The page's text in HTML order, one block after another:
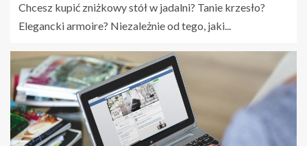
Chcesz kupić zniżkowy stół w jadalni? Tanie krzesło?
Elegancki armoire? Niezależnie od tego, jaki...